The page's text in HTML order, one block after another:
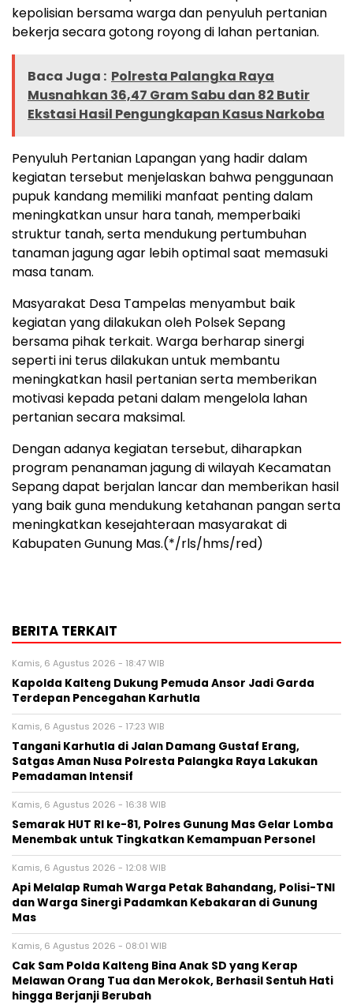
kepolisian bersama warga dan penyuluh pertanian
bekerja secara gotong royong di lahan pertanian.
Baca Juga : Polresta Palangka Raya
Musnahkan 36,47 Gram Sabu dan 82 Butir
Ekstasi Hasil Pengungkapan Kasus Narkoba
Penyuluh Pertanian Lapangan yang hadir dalam
kegiatan tersebut menjelaskan bahwa penggunaan
pupuk kandang memiliki manfaat penting dalam
meningkatkan unsur hara tanah, memperbaiki
struktur tanah, serta mendukung pertumbuhan
tanaman jagung agar lebih optimal saat memasuki
masa tanam.
Masyarakat Desa Tampelas menyambut baik
kegiatan yang dilakukan oleh Polsek Sepang
bersama pihak terkait. Warga berharap sinergi
seperti ini terus dilakukan untuk membantu
meningkatkan hasil pertanian serta memberikan
motivasi kepada petani dalam mengelola lahan
pertanian secara maksimal.
Dengan adanya kegiatan tersebut, diharapkan
program penanaman jagung di wilayah Kecamatan
Sepang dapat berjalan lancar dan memberikan hasil
yang baik guna mendukung ketahanan pangan serta
meningkatkan kesejahteraan masyarakat di
Kabupaten Gunung Mas.(*/rls/hms/red)
BERITA TERKAIT
Kamis, 6 Agustus 2026 - 18:47 WIB
Kapolda Kalteng Dukung Pemuda Ansor Jadi Garda
Terdepan Pencegahan Karhutla
Kamis, 6 Agustus 2026 - 17:23 WIB
Tangani Karhutla di Jalan Damang Gustaf Erang,
Satgas Aman Nusa Polresta Palangka Raya Lakukan
Pemadaman Intensif
Kamis, 6 Agustus 2026 - 16:38 WIB
Semarak HUT RI ke-81, Polres Gunung Mas Gelar Lomba
Menembak untuk Tingkatkan Kemampuan Personel
Kamis, 6 Agustus 2026 - 12:08 WIB
Api Melalap Rumah Warga Petak Bahandang, Polisi-TNI
dan Warga Sinergi Padamkan Kebakaran di Gunung
Mas
Kamis, 6 Agustus 2026 - 08:01 WIB
Cak Sam Polda Kalteng Bina Anak SD yang Kerap
Melawan Orang Tua dan Merokok, Berhasil Sentuh Hati
hingga Berjanji Berubah